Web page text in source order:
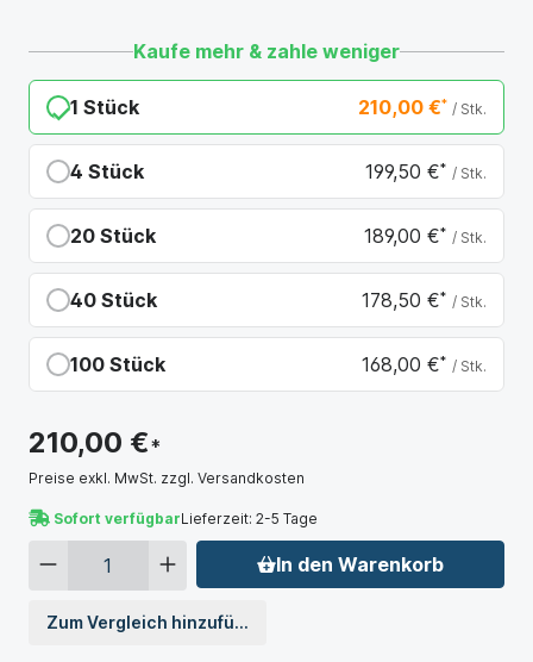
Kaufe mehr & zahle weniger
1 Stück 210,00 €* / Stk.
4 Stück 199,50 €* / Stk.
20 Stück 189,00 €* / Stk.
40 Stück 178,50 €* / Stk.
100 Stück 168,00 €* / Stk.
210,00 €*
Preise exkl. MwSt. zzgl. Versandkosten
Sofort verfügbarLieferzeit: 2-5 Tage
In den Warenkorb
Zum Vergleich hinzufügen